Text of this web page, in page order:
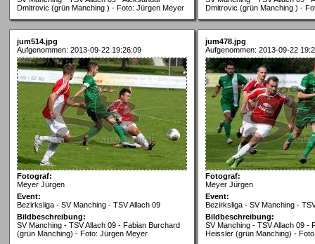
Dmitrovic (grün Manching ) - Foto: Jürgen Meyer
Dmitrovic (grün Manching ) -
jum514.jpg
Aufgenommen: 2013-09-22 19:26:09
Fotograf:
Meyer Jürgen
Event:
Bezirksliga - SV Manching - TSV Allach 09
Bildbeschreibung:
SV Manching - TSV Allach 09 - Fabian Burchard
(grün Manching) - Foto: Jürgen Meyer
jum478.jpg
Aufgenommen: 2013-09-22
Fotograf:
Meyer Jürgen
Event:
Bezirksliga - SV Manching -
Bildbeschreibung:
SV Manching - TSV Allach 09 -
Heissler (grün Manching) -